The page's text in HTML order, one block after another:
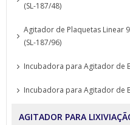
(SL-187/48)
Agitador de Plaquetas Linear
(SL-187/96)
Incubadora para Agitador de
Incubadora para Agitador de
AGITADOR PARA